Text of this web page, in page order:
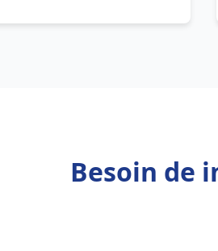
Besoin de